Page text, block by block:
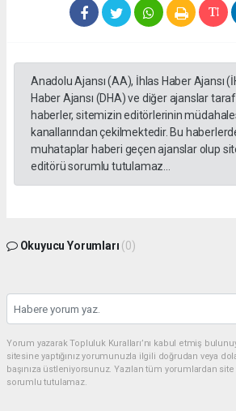
Anadolu Ajansı (AA), İhlas Haber Ajansı
Haber Ajansı (DHA) ve diğer ajanslar
haberler, sitemizin editörlerinin
kanallarından çekilmektedir. Bu
muhataplar haberi geçen ajanslar olup
editörü sorumlu tutulamaz...
Okuyucu Yorumları (0)
Yorum yazarak Topluluk Kuralları’nı kabul etmiş
sitesine yaptığınız yorumunuzla ilgili doğrudan veya
başınıza üstleniyorsunuz. Yazılan tüm yorumlardan
sorumlu tutulamaz.